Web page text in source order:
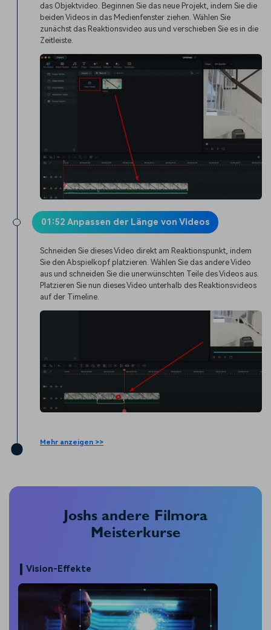
das Objektvideo. Beginnen Sie das neue Projekt, indem Sie die
beiden Videos in das Medienfenster ziehen. Wählen Sie
zunächst das Reaktionsvideo aus und verschieben Sie es in die
Zeitleiste.
01:52 Anpassen der Länge von Videos
Schneiden Sie dieses Video direkt am Reaktionspunkt, indem
Sie den Abspielkopf platzieren. Wählen Sie das andere Video
aus und schneiden Sie die unerwünschten Teile des Videos aus.
Platzieren Sie nun dieses Video unterhalb des Reaktionsvideos
auf der Timeline.
Mehr anzeigen >>
Joshs andere Filmora
Meisterkurse
Vision-Effekte